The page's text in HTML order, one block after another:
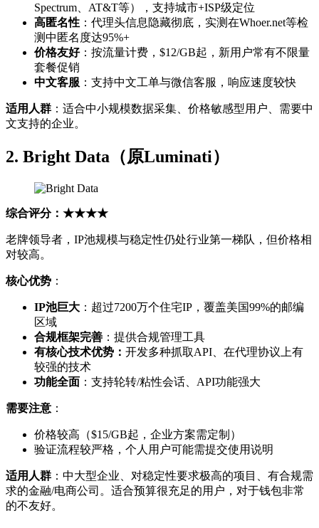
Spectrum、AT&T等），支持城市+ISP级定位
高匿名性 ：代理头信息隐藏彻底，实测在Whoer.net等检
测中匿名度达95%+
价格友好：按流量计费，$12/GB起，新用户常有不限量
套餐促销
中文客服 ：支持中文工单与微信客服，响应速度较快
适用人群 ：适合中小规模数据采集、价格敏感型用户、需要中
文支持的企业。
2. Bright Data（原Luminati）
综合评分：★★★★
老牌领导者，IP池规模与稳定性仍处行业第一梯队，但价格相
对较高。
核心优势 ：
IP池巨大 ：超过7200万个住宅IP，覆盖美国99%的邮编
区域
合规框架完善 ：提供合规管理工具
有核心技术优势： 开发多种抓取API、在代理协议上有
较强的技术
功能全面 ：支持轮转/粘性会话、API功能强大
需要注意 ：
价格较高（$15/GB起，企业方案需定制）
验证流程较严格，个人用户可能需提交使用说明
适用人群 ：中大型企业、对稳定性要求极高的项目、有合规需
求的金融/电商公司。适合预算很充足的用户，对于钱包非常
的不友好。